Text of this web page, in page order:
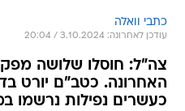
כתבי וואלה
עודכן לאחרונה: 3.10.2024 / 20:04
צה"ל: חוסלו שלושה
האחרונה. כטב"ם יורט
כעשרים נפילות נרשמו